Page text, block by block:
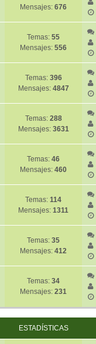
Mensajes: 676
Temas: 55
Mensajes: 556
Temas: 396
Mensajes: 4847
Temas: 288
Mensajes: 3631
Temas: 46
Mensajes: 460
Temas: 114
Mensajes: 1311
Temas: 35
Mensajes: 412
Temas: 34
Mensajes: 231
ESTADÍSTICAS